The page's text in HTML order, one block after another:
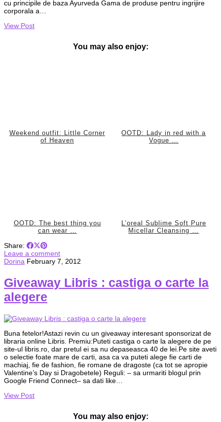
cu principile de baza Ayurveda Gama de produse pentru ingrijire
corporala a…
View Post
You may also enjoy:
Weekend outfit: Little Corner
of Heaven
OOTD: Lady in red with a
Vogue …
OOTD: The best thing you
can wear …
L’oreal Sublime Soft Pure
Micellar Cleansing …
Share:
Leave a comment
Dorina February 7, 2012
Giveaway Libris : castiga o carte la
alegere
Buna fetelor!Astazi revin cu un giveaway interesant sponsorizat de
libraria online Libris. Premiu:Puteti castiga o carte la alegere de pe
site-ul libris.ro, dar pretul ei sa nu depaseasca 40 de lei.Pe site aveti
o selectie foate mare de carti, asa ca va puteti alege fie carti de
machiaj, fie de fashion, fie romane de dragoste (ca tot se apropie
Valentine’s Day si Dragobetele) Reguli: – sa urmariti blogul prin
Google Friend Connect– sa dati like…
View Post
You may also enjoy: